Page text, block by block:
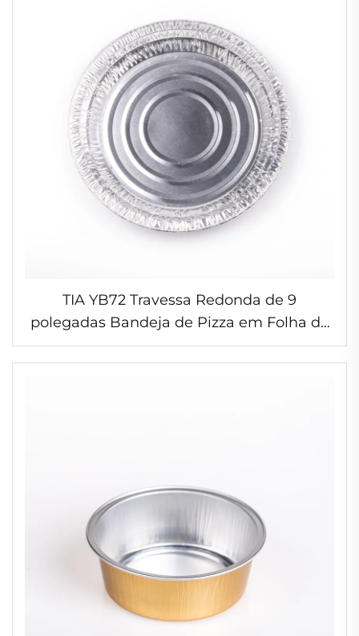
TIA YB72 Travessa Redonda de 9
polegadas Bandeja de Pizza em Folha de
Alumínio Recipiente para Preparo de
Refeições Recipiente Reutilizável em